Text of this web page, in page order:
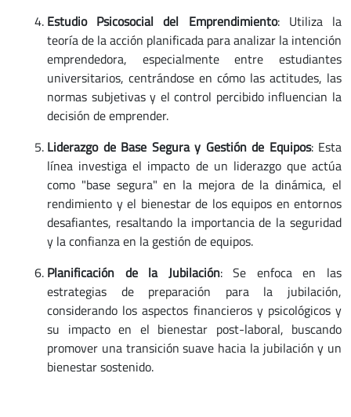
Estudio Psicosocial del Emprendimiento: Utiliza la
teoría de la acción planificada para analizar la intención
emprendedora, especialmente entre estudiantes
universitarios, centrándose en cómo las actitudes, las
normas subjetivas y el control percibido influencian la
decisión de emprender.
Liderazgo de Base Segura y Gestión de Equipos: Esta
línea investiga el impacto de un liderazgo que actúa
como "base segura" en la mejora de la dinámica, el
rendimiento y el bienestar de los equipos en entornos
desafiantes, resaltando la importancia de la seguridad
y la confianza en la gestión de equipos.
Planificación de la Jubilación: Se enfoca en las
estrategias de preparación para la jubilación,
considerando los aspectos financieros y psicológicos y
su impacto en el bienestar post-laboral, buscando
promover una transición suave hacia la jubilación y un
bienestar sostenido.